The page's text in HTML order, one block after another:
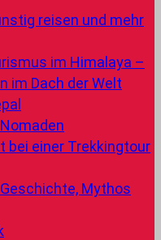
reisen und mehr
im Himalaya –
im Dach der Welt
bei einer Trekkingtour
Mythos